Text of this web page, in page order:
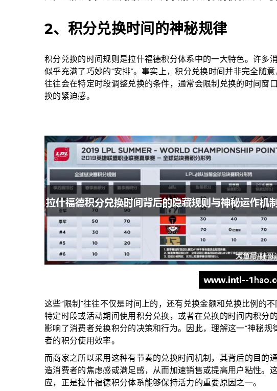
2、积分兑换时间的神秘规律
积分兑换的时间规则是拉什福德积分体系中的一大特色。许多
似乎充满了巧妙的“安排”。事实上，积分兑换时间并非完全随
往往会在特定时段调整兑换的条件，通常会限制兑换的时间窗
换的紧迫感。
这些“限制”往往不仅是时间上的，还有兑换金额和兑换比例的
特定时段或活动期间使用积分兑换，或者在兑换的时间内积分
影响了消费者兑换积分的决策和行为。因此，理解这一“神秘
者的积分使用效率。
而商家之所以采用这种有节奏的兑换时间机制，其背后的目的
造消费者的焦虑感或满足感，从而加速销售或提高用户粘性。
应，正是拉什福德积分体系能够保持活力的重要原因之一。